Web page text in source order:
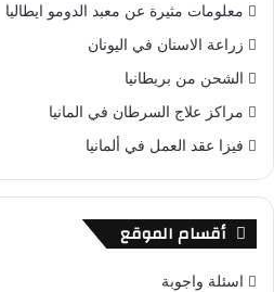
معلومات مثيرة عن معبد الدومو ايطاليا
زراعة الاسنان في اليونان
الشحن من بريطانيا
مراكز علاج السرطان في المانيا
فيزا عقد العمل في ألمانيا
أقسام الموقع
اسئلة واجوبة